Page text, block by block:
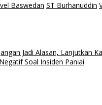
Baswedan ST Burhanuddin
Jadi Alasan, Lanjutkan
Soal Insiden Paniai